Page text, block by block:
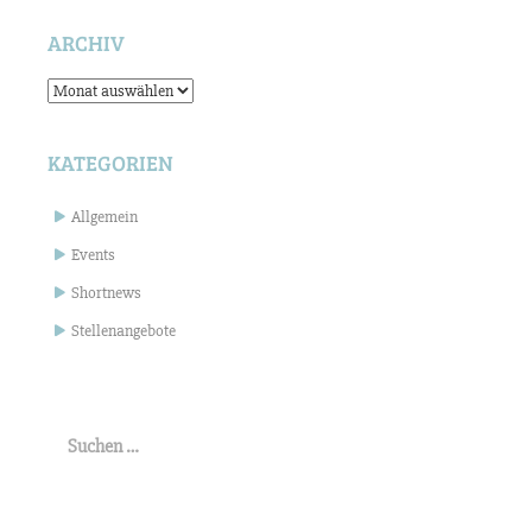
ARCHIV
Archiv
KATEGORIEN
Allgemein
Events
Shortnews
Stellenangebote
nach: